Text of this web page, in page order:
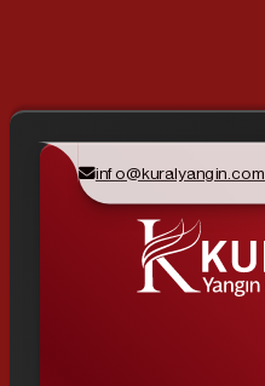
info@kuralyangin.com